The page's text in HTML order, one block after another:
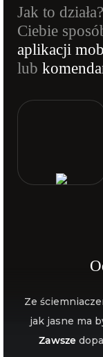
Jak to
Ciebie
aplikacji
lub
Ze
jak jasne ma
Zawsze